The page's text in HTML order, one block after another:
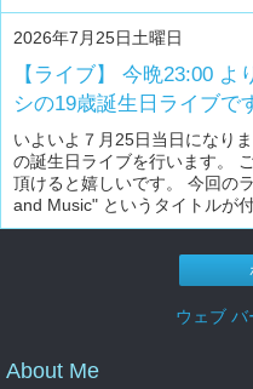
2026年7月25日土曜日
【ライブ】 今晩23:00 よ
シの19歳誕生日ライブで
いよいよ７月25日当日になり
の誕生日ライブを行います。
頂けると嬉しいです。 今回の
and Music" というタイトルが
ウェブ
About Me